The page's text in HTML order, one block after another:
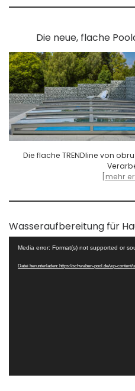
Die neue, flache
Die flache TRENDline von
[mehr
Wasseraufbereitung für
Player
Media error: Format(s) not supported or
Datei herunterladen: https://schwaben-pool.de/wp-